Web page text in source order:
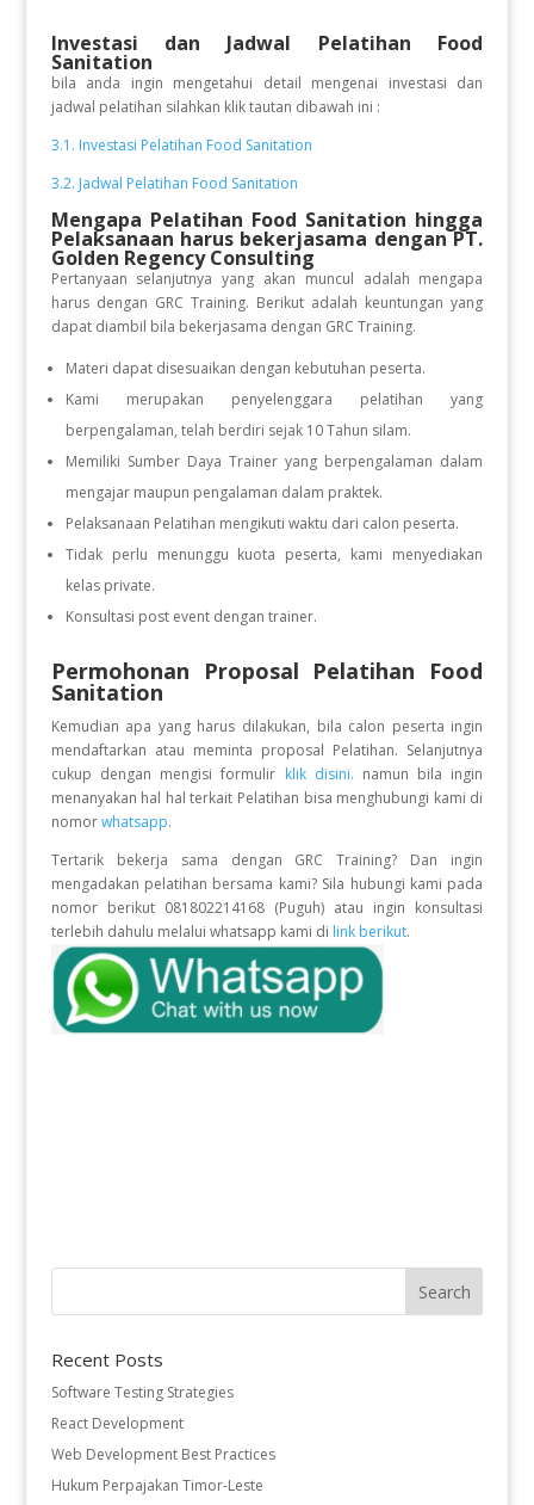
Investasi dan Jadwal Pelatihan Food
Sanitation
bila anda ingin mengetahui detail mengenai investasi dan
jadwal pelatihan silahkan klik tautan dibawah ini :
3.1. Investasi Pelatihan Food Sanitation
3.2. Jadwal Pelatihan Food Sanitation
Mengapa Pelatihan Food Sanitation hingga
Pelaksanaan harus bekerjasama dengan PT.
Golden Regency Consulting
Pertanyaan selanjutnya yang akan muncul adalah mengapa
harus dengan GRC Training. Berikut adalah keuntungan yang
dapat diambil bila bekerjasama dengan GRC Training.
Materi dapat disesuaikan dengan kebutuhan peserta.
Kami merupakan penyelenggara pelatihan yang
berpengalaman, telah berdiri sejak 10 Tahun silam.
Memiliki Sumber Daya Trainer yang berpengalaman dalam
mengajar maupun pengalaman dalam praktek.
Pelaksanaan Pelatihan mengikuti waktu dari calon peserta.
Tidak perlu menunggu kuota peserta, kami menyediakan
kelas private.
Konsultasi post event dengan trainer.
Permohonan Proposal Pelatihan Food
Sanitation
Kemudian apa yang harus dilakukan, bila calon peserta ingin
mendaftarkan atau meminta proposal Pelatihan. Selanjutnya
cukup dengan mengisi formulir klik disini. namun bila ingin
menanyakan hal hal terkait Pelatihan bisa menghubungi kami di
nomor whatsapp.
Tertarik bekerja sama dengan GRC Training? Dan ingin
mengadakan pelatihan bersama kami? Sila hubungi kami pada
nomor berikut 081802214168 (Puguh) atau ingin konsultasi
terlebih dahulu melalui whatsapp kami di link berikut.
Recent Posts
Software Testing Strategies
React Development
Web Development Best Practices
Hukum Perpajakan Timor-Leste